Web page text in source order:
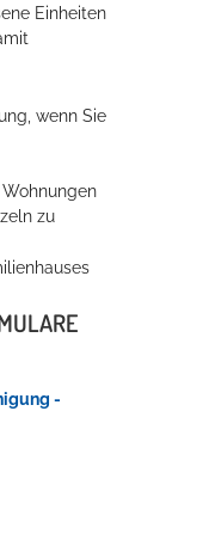
Standort für Events
Einheiten
wenn Sie
zu
-